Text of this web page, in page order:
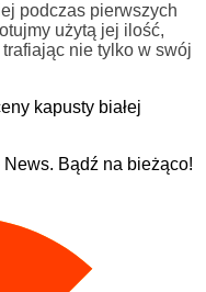
podczas pierwszych
użytą jej ilość,
nie tylko w swój
kapusty białej
Bądź na bieżąco!